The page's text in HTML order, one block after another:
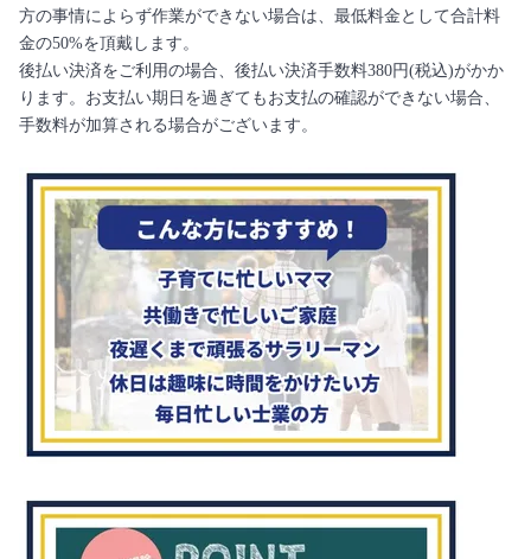
方の事情によらず作業ができない場合は、最低料金として合計料
金の50%を頂戴します。
後払い決済をご利用の場合、後払い決済手数料380円(税込)がかか
ります。お支払い期日を過ぎてもお支払の確認ができない場合、
手数料が加算される場合がございます。